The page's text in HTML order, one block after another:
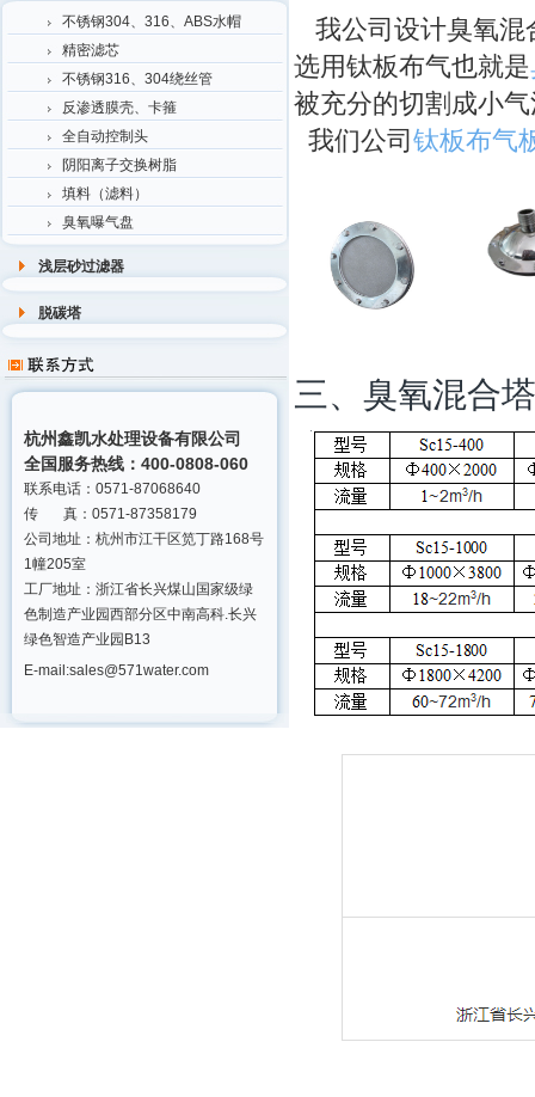
不锈钢304、316、ABS水帽
精密滤芯
不锈钢316、304绕丝管
反渗透膜壳、卡箍
全自动控制头
阴阳离子交换树脂
填料（滤料）
臭氧曝气盘
浅层砂过滤器
脱碳塔
杭州鑫凯水处理设备有限公司
全国服务热线：400-0808-060
联系电话：0571-87068640
传 真：0571-87358179
公司地址：杭州市江干区笕丁路168号
1幢205室
工厂地址：浙江省长兴煤山国家级绿
色制造产业园西部分区中南高科.长兴
绿色智造产业园B13
E-mail:sales@571water.com
我公司设计臭氧混
选用钛板布气也就是
被充分的切割成小
我们公司 钛板布气
三、臭氧混合